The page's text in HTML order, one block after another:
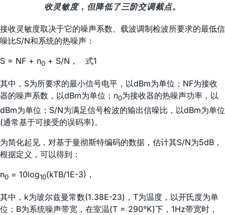
收灵敏度，但降低了三阶交调截点。
接收灵敏度取决于它的噪声系数、载波调制检波所要求的最低信
噪比S/N和系统的热噪声：
S = NF + n0 + S/N， 式1
其中，S为所要求的最小信号电平，以dBm为单位；NF为接收
器的噪声系数，以dBm为单位；n0为接收器的热噪声功率，以
dBm为单位；S/N为满足信号检波的输出信噪比，以dBm为单位
(通常基于可接受的误码率)。
为简化起见，对基于曼彻斯特编码的数据，估计其S/N为5dB，
根据定义，可以得到：
n0 = 10log10(kTB/1E-3)，
其中，k为玻尔兹曼常数(1.38E-23)，T为温度，以开氏度为单
位；B为系统噪声带宽，在室温(T = 290°K)下，1Hz带宽时，